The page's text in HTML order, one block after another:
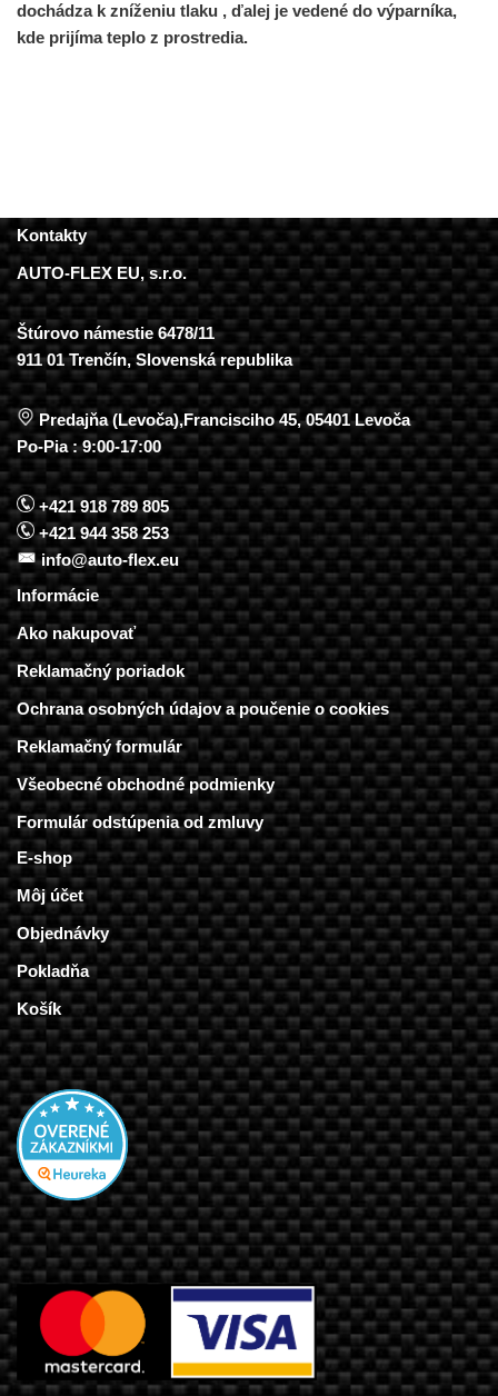
dochádza k zníženiu tlaku , ďalej je vedené do výparníka,
kde prijíma teplo z prostredia.
Kontakty
AUTO-FLEX EU, s.r.o.
Štúrovo námestie 6478/11
911 01 Trenčín, Slovenská republika
Predajňa (Levoča),Francisciho 45, 05401 Levoča
Po-Pia : 9:00-17:00
+421 918 789 805
+421 944 358 253
info@auto-flex.eu
Informácie
Ako nakupovať
Reklamačný poriadok
Ochrana osobných údajov a poučenie o cookies
Reklamačný formulár
Všeobecné obchodné podmienky
Formulár odstúpenia od zmluvy
E-shop
Môj účet
Objednávky
Pokladňa
Košík